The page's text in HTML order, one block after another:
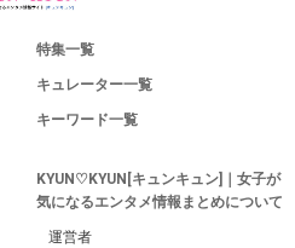
特集一覧
キュレーター一覧
キーワード一覧
KYUN♡KYUN[キュンキュン]｜女子が
気になるエンタメ情報まとめについて
運営者